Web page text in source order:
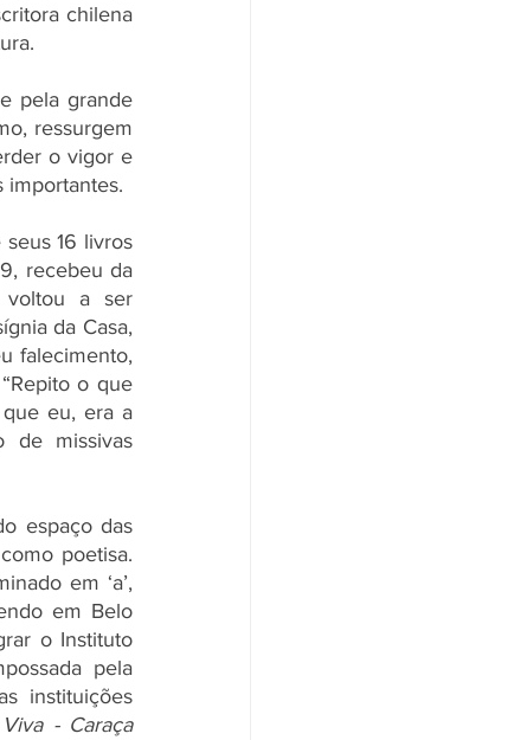
chilena
pela grande
ressurgem
o vigor e
importantes.
16 livros
recebeu da
voltou a ser
da Casa,
falecimento,
o que
eu, era a
espaço das
poetisa.
em ‘a’,
em Belo
o Instituto
pela
instituições
- Caraça